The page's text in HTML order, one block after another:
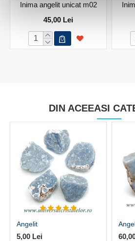
Inima angelit unicat m02
45,00 Lei
DIN ACEEASI
Angelit
5,00 Lei